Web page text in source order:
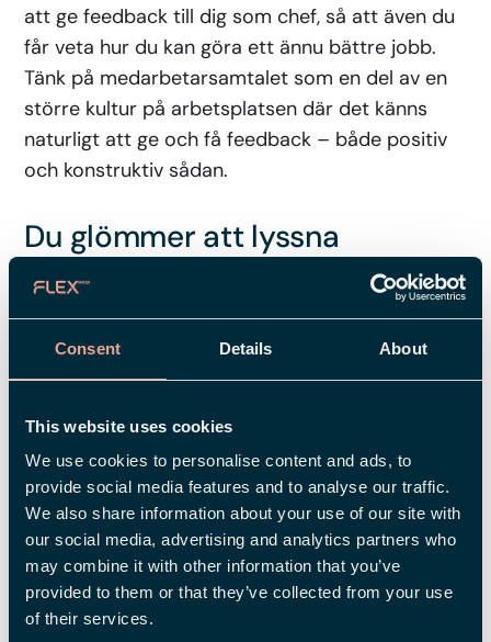
Consent Details About
This website uses cookies
We use cookies to personalise content and ads, to
provide social media features and to analyse our traffic.
We also share information about your use of our site with
our social media, advertising and analytics partners who
may combine it with other information that you’ve
provided to them or that they’ve collected from your use
of their services.
att ge feedback till dig som chef, så att även du
får veta hur du kan göra ett ännu bättre jobb.
Tänk på medarbetarsamtalet som en del av en
större kultur på arbetsplatsen där det känns
naturligt att ge och få feedback – både positiv
och konstruktiv sådan.
Du glömmer att lyssna
Kanske har du själv suttit i ett
medarbetarsamtal där din chef stressar in
mellan andra möten, tar fram sitt frågeformulär
och börjar mala på, nästan som på autopilot. Ett
dialog där båda parter får utrymme att komma
till tals. Visserligen är det din uppgift som chef
att leda samtalet, men det innebär inte att du
ska styra det i detalj. Lyssna aktivt, ställ
uppföljande frågor – och visa att du verkligen är
nyfiken på att höra svaren.